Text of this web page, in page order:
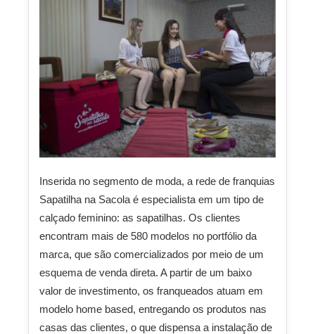
Inserida no segmento de moda, a rede de franquias
Sapatilha na Sacola é especialista em um tipo de
calçado feminino: as sapatilhas. Os clientes
encontram mais de 580 modelos no portfólio da
marca, que são comercializados por meio de um
esquema de venda direta. A partir de um baixo
valor de investimento, os franqueados atuam em
modelo home based, entregando os produtos nas
casas das clientes, o que dispensa a instalação de